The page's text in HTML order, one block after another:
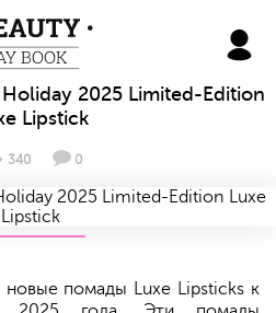
BeautyDayBook
2025 Limited-Edition
Lipstick
340 0
новые помады Luxe Lipsticks к